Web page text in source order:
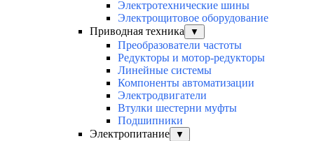
Электротехнические шины
Электрощитовое оборудование
Приводная техника
▼
Преобразователи частоты
Редукторы и мотор-редукторы
Линейные системы
Компоненты автоматизации
Электродвигатели
Втулки шестерни муфты
Подшипники
Электропитание
▼